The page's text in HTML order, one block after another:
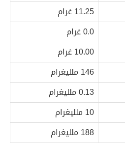
11.25 غرام
0.0 غرام
10.00 غرام
146 ملليغرام
0.13 ملليغرام
10 ملليغرام
188 ملليغرام